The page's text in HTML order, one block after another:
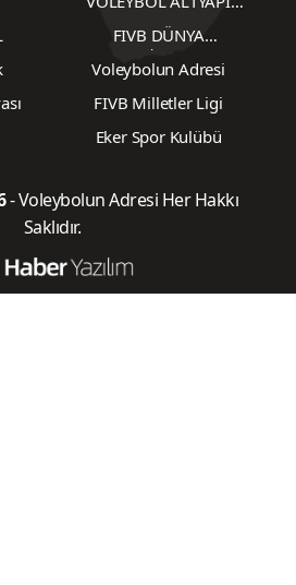
KARŞILAŞMALARI
FIVB DÜNYA
ŞAMPİYONASI
Voleybolun Adresi
FIVB Milletler Ligi
Eker Spor Kulübü
- Voleybolun Adresi Her Hakkı
Saklıdır.